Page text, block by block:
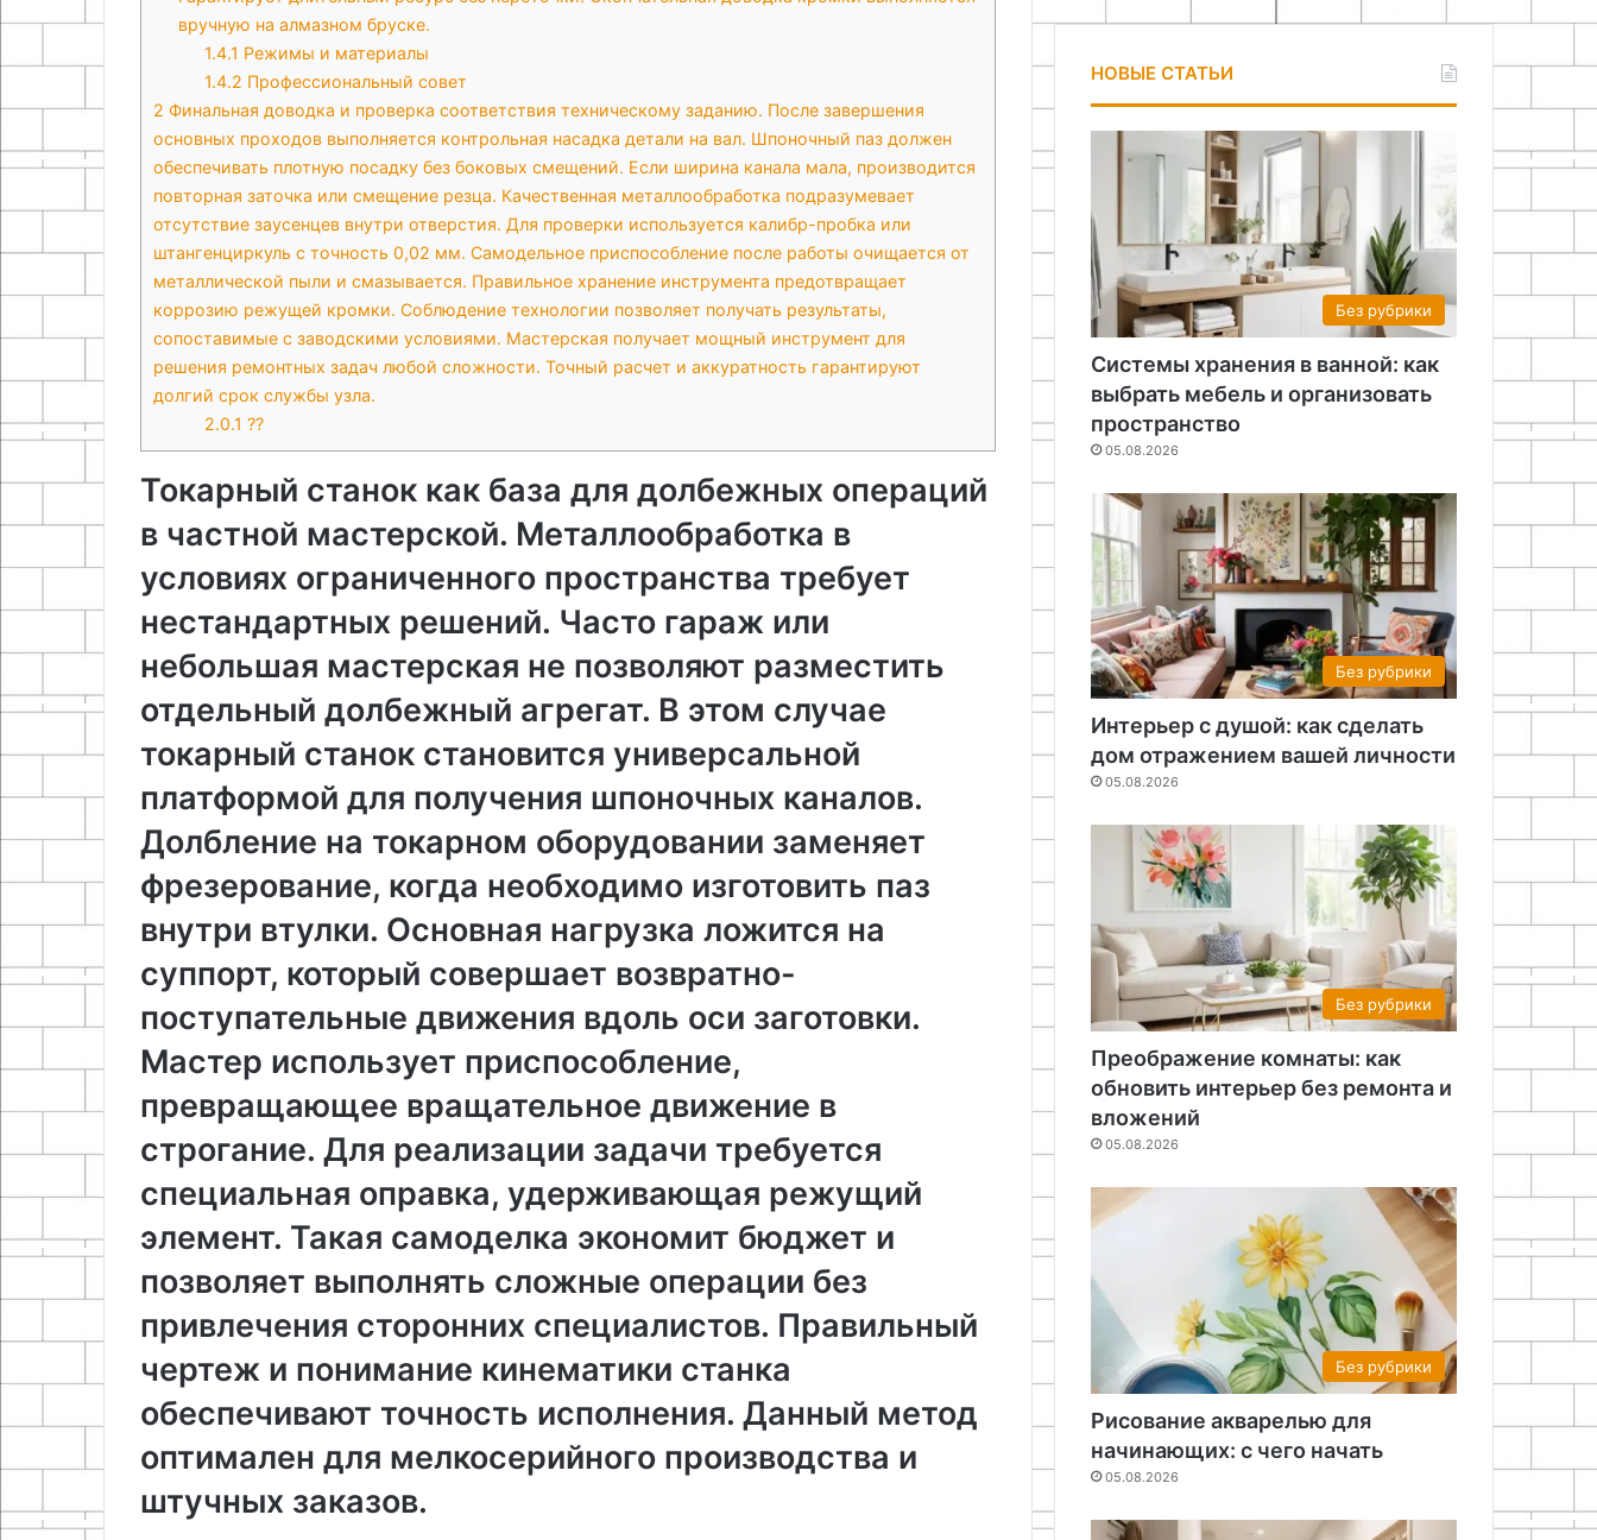
вручную на алмазном бруске.
1.4.1 Режимы и материалы
1.4.2 Профессиональный совет
2 Финальная доводка и проверка соответствия техническому заданию. После завершения
основных проходов выполняется контрольная насадка детали на вал. Шпоночный паз должен
обеспечивать плотную посадку без боковых смещений. Если ширина канала мала, производится
повторная заточка или смещение резца. Качественная металлообработка подразумевает
отсутствие заусенцев внутри отверстия. Для проверки используется калибр-пробка или
штангенциркуль с точность 0,02 мм. Самодельное приспособление после работы очищается от
металлической пыли и смазывается. Правильное хранение инструмента предотвращает
коррозию режущей кромки. Соблюдение технологии позволяет получать результаты,
сопоставимые с заводскими условиями. Мастерская получает мощный инструмент для
решения ремонтных задач любой сложности. Точный расчет и аккуратность гарантируют
долгий срок службы узла.
2.0.1 ??
Токарный станок как база для долбежных операций
в частной мастерской. Металлообработка в
условиях ограниченного пространства требует
нестандартных решений. Часто гараж или
небольшая мастерская не позволяют разместить
отдельный долбежный агрегат. В этом случае
токарный станок становится универсальной
платформой для получения шпоночных каналов.
Долбление на токарном оборудовании заменяет
фрезерование, когда необходимо изготовить паз
внутри втулки. Основная нагрузка ложится на
суппорт, который совершает возвратно-
поступательные движения вдоль оси заготовки.
Мастер использует приспособление,
превращающее вращательное движение в
строгание. Для реализации задачи требуется
специальная оправка, удерживающая режущий
элемент. Такая самоделка экономит бюджет и
позволяет выполнять сложные операции без
привлечения сторонних специалистов. Правильный
чертеж и понимание кинематики станка
обеспечивают точность исполнения. Данный метод
оптимален для мелкосерийного производства и
штучных заказов.
НОВЫЕ СТАТЬИ
Без рубрики
Системы хранения в ванной: как
выбрать мебель и организовать
пространство
05.08.2026
Без рубрики
Интерьер с душой: как сделать
дом отражением вашей личности
05.08.2026
Без рубрики
Преображение комнаты: как
обновить интерьер без ремонта и
вложений
05.08.2026
Без рубрики
Рисование акварелью для
начинающих: с чего начать
05.08.2026